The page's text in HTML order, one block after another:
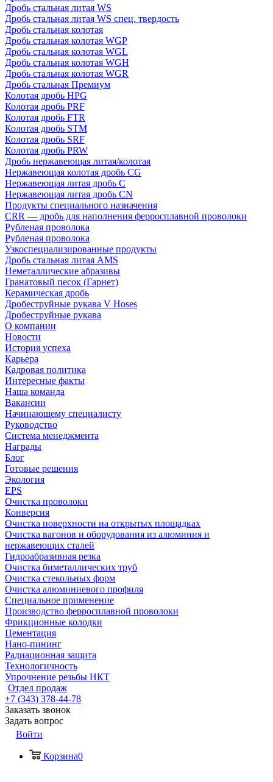
Дробь стальная литая WS
Дробь стальная литая WS спец. твердость
Дробь стальная колотая
Дробь стальная колотая WGP
Дробь стальная колотая WGL
Дробь стальная колотая WGH
Дробь стальная колотая WGR
Дробь стальная Премиум
Колотая дробь HPG
Колотая дробь PRF
Колотая дробь FTR
Колотая дробь STM
Колотая дробь SRF
Колотая дробь PRW
Дробь нержавеющая литая/колотая
Нержавеющая колотая дробь CG
Нержавеющая литая дробь C
Нержавеющая литая дробь CN
Продукты специального назначения
CRR — дробь для наполнения ферросплавной проволоки
Рубленая проволока
Рубленая проволока
Узкоспециализированные продукты
Дробь стальная литая AMS
Неметаллические абразивы
Гранатовый песок (Гарнет)
Керамическая дробь
Дробеструйные рукава V Hoses
Дробеструйные рукава
О компании
Новости
История успеха
Карьера
Кадровая политика
Интересные факты
Наша команда
Вакансии
Начинающему специалисту
Руководство
Система менеджмента
Награды
Блог
Готовые решения
Экология
EPS
Очистка проволоки
Конверсия
Очистка поверхности на открытых площадках
Очистка вагонов и оборудования из алюминия и
нержавеющих сталей
Гидроабразивная резка
Очистка биметаллических труб
Очистка стекольных форм
Очистка алюминиевого профиля
Специальное применение
Производство ферросплавной проволоки
Фрикционные колодки
Цементация
Нано-пининг
Радиационная защита
Технологичность
Упрочнение резьбы НКТ
Отдел продаж
+7 (343) 378-44-78
Заказать звонок
Задать вопрос
Войти
Корзина0